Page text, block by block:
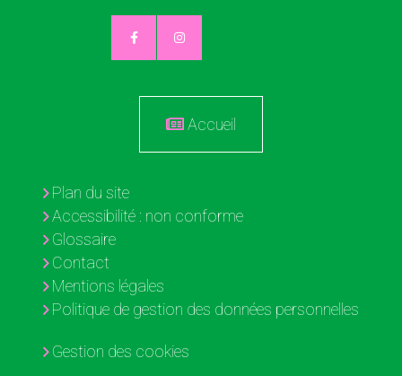
Accueil
Plan du site
Accessibilité : non conforme
Glossaire
Contact
Mentions légales
Politique de gestion des données personnelles
Gestion des cookies